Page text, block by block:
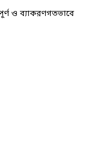
ও ব্যাকরণগতভাবে